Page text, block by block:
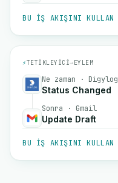
BU IŞ AKIŞINI KULLAN
⚡TETIKLEYICI→EYLEM
Ne zaman · Digylog
Status Changed
Sonra · Gmail
Update Draft
BU IŞ AKIŞINI KULLAN